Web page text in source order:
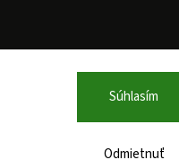
Odmietnuť
Súhlasím